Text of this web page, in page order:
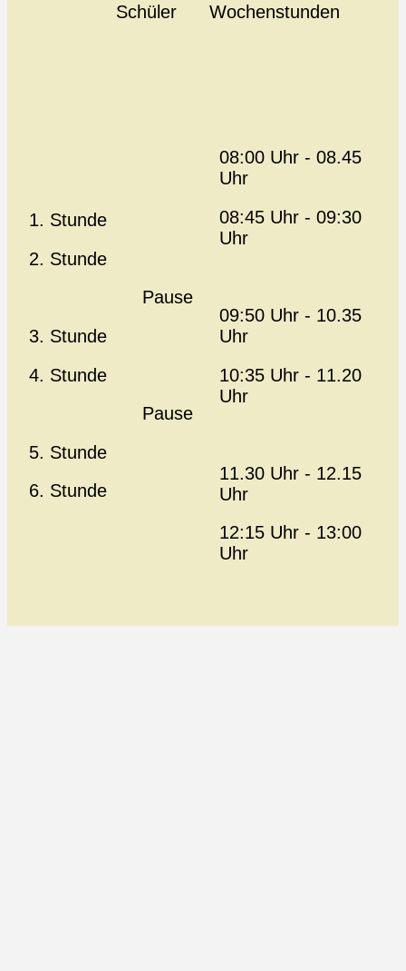
Schüler
Wochenstunden
1. Stunde
2. Stunde
3. Stunde
4. Stunde
5. Stunde
6. Stunde
Pause
Pause
08:00 Uhr - 08.45
Uhr
08:45 Uhr - 09:30
Uhr
09:50 Uhr - 10.35
Uhr
10:35 Uhr - 11.20
Uhr
11.30 Uhr - 12.15
Uhr
12:15 Uhr - 13:00
Uhr